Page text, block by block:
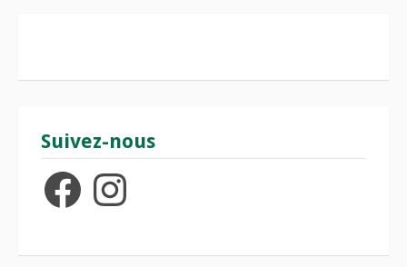
Suivez-nous
FacebookInstagram